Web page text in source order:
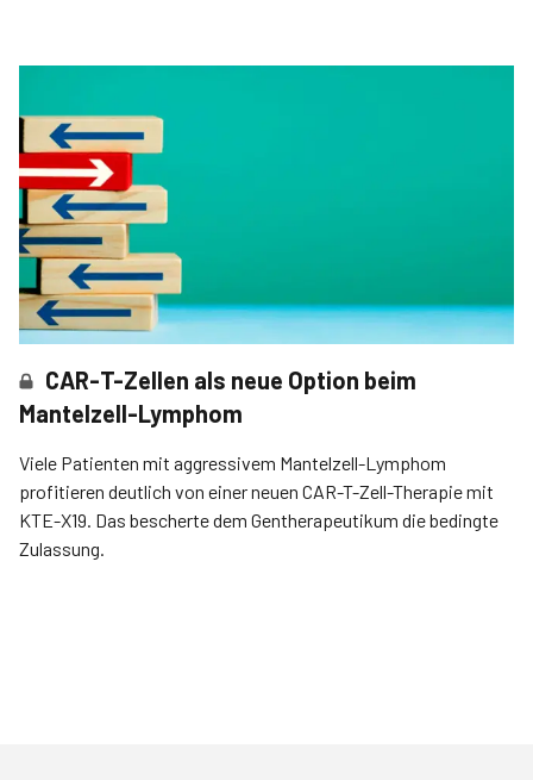
CAR-T-Zellen als neue Option beim
Mantelzell-Lymphom
Viele Patienten mit aggressivem Mantelzell-Lymphom
profitieren deutlich von einer neuen CAR-T-Zell-Therapie mit
KTE-X19. Das bescherte dem Gentherapeutikum die bedingte
Zulassung.